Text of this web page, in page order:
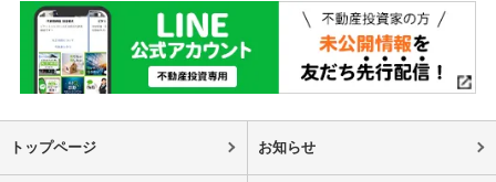
トップページ お知らせ